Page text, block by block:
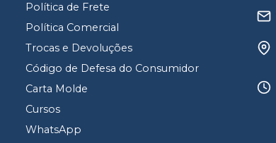
Política de Frete
Política Comercial
Trocas e Devoluções
Código de Defesa do Consumidor
Carta Molde
Cursos
WhatsApp